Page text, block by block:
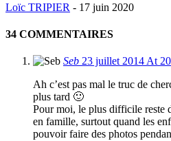
Loïc TRIPIER - 17 juin 2020
34 COMMENTAIRES
Seb 23 juillet 2014 At
Ah c’est pas mal le truc de
plus tard 🙂
Pour moi, le plus difficile reste
en famille, surtout quand les
pouvoir faire des photos